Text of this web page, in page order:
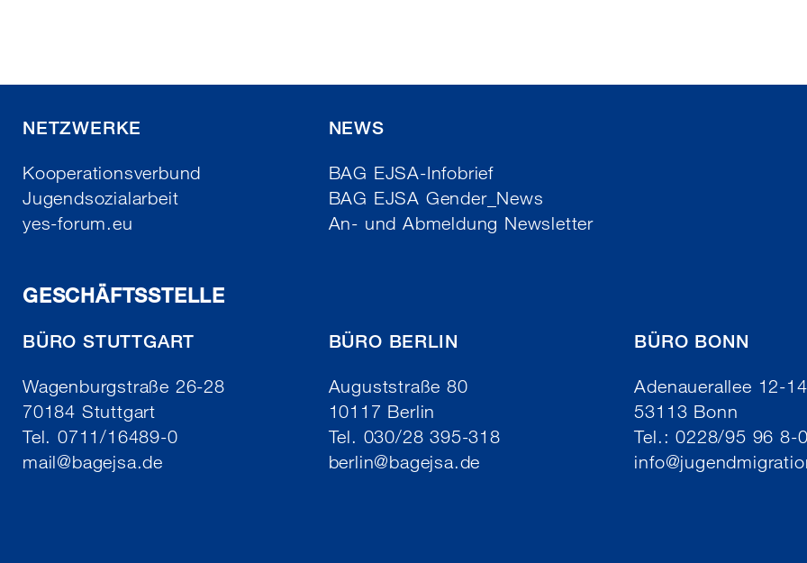
NETZWERKE
Kooperationsverbund
Jugendsozialarbeit
yes-forum.eu
NEWS
BAG EJSA-Infobrief
BAG EJSA Gender_News
An- und Abmeldung Newsletter
GESCHÄFTSSTELLE
BÜRO STUTTGART
Wagenburgstraße 26-28
70184 Stuttgart
Tel. 0711/16489-0
mail@bagejsa.de
BÜRO BERLIN
Auguststraße 80
10117 Berlin
Tel. 030/28 395-318
berlin@bagejsa.de
BÜRO BONN
Adenauerallee 12-14
53113 Bonn
Tel.: 0228/95 96 8-0
info@